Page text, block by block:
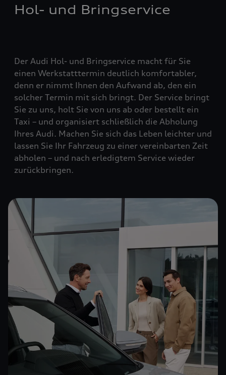
Hol- und Bringservice
Der Audi Hol- und Bringservice macht für Sie
einen Werkstatttermin deutlich komfortabler,
denn er nimmt Ihnen den Aufwand ab, den ein
solcher Termin mit sich bringt. Der Service bringt
Sie zu uns, holt Sie von uns ab oder bestellt ein
Taxi – und organisiert schließlich die Abholung
Ihres Audi. Machen Sie sich das Leben leichter und
lassen Sie Ihr Fahrzeug zu einer vereinbarten Zeit
abholen – und nach erledigtem Service wieder
zurückbringen.